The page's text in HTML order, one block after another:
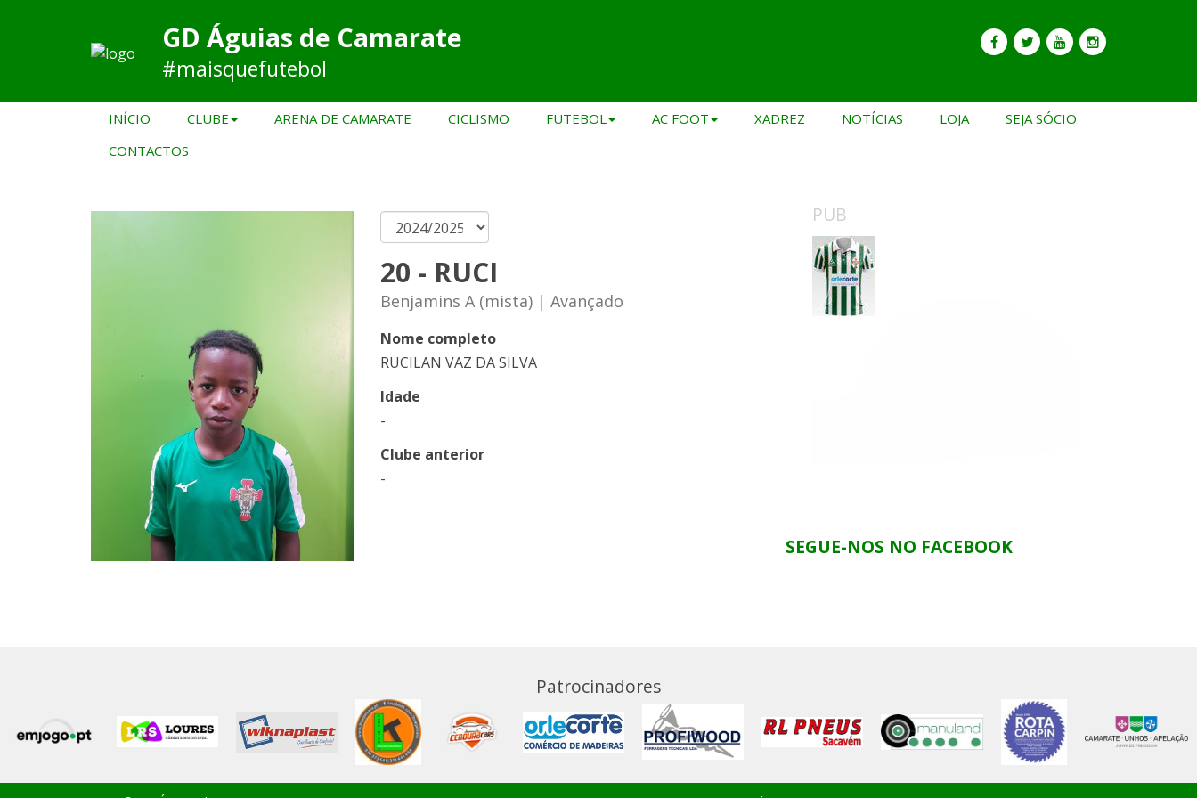
GD Águias de Camarate
#maisquefutebol
INÍCIO CLUBE ARENA DE CAMARATE CICLISMO FUTEBOL AC FOOT XADREZ NOTÍCIAS LOJA
SEJA SÓCIO
CONTACTOS
20 - RUCI
Benjamins A (mista) | Avançado
Nome completo
RUCILAN VAZ DA SILVA
Idade
-
Clube anterior
-
PUB
SEGUE-NOS NO FACEBOOK
Patrocinadores